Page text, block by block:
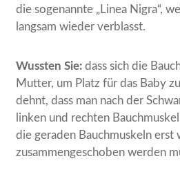
die sogenannte „Linea Nigra“,
langsam wieder verblasst.
Wussten Sie: dass sich die
Mutter, um Platz für das Baby
dehnt, dass man nach der
linken und rechten
die geraden Bauchmuskeln erst
zusammengeschoben werden